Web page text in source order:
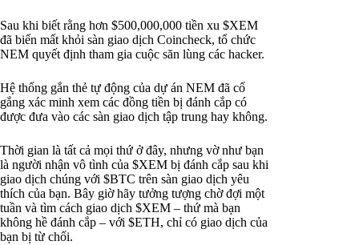
Sau khi biết rằng hơn $500,000,000 tiền xu $XEM
đã biến mất khỏi sàn giao dịch Coincheck, tổ chức
NEM quyết định tham gia cuộc săn lùng các hacker.
Hệ thống gắn thẻ tự động của dự án NEM đã cố
gắng xác minh xem các đồng tiền bị đánh cắp có
được đưa vào các sàn giao dịch tập trung hay không.
Thời gian là tất cả mọi thứ ở đây, nhưng vờ như bạn
là người nhận vô tình của $XEM bị đánh cắp sau khi
giao dịch chúng với $BTC trên sàn giao dịch yêu
thích của bạn. Bây giờ hãy tưởng tượng chờ đợi một
tuần và tìm cách giao dịch $XEM – thứ mà bạn
không hề đánh cắp – với $ETH, chỉ có giao dịch của
bạn bị từ chối.